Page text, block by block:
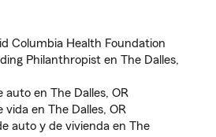
Columbia Health Foundation
Philanthropist en The Dalles,
en The Dalles, OR
en The Dalles, OR
auto y de vivienda en The